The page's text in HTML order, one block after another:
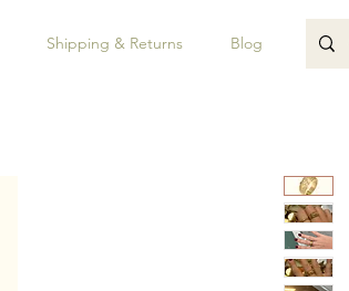
Shipping & Returns Blog